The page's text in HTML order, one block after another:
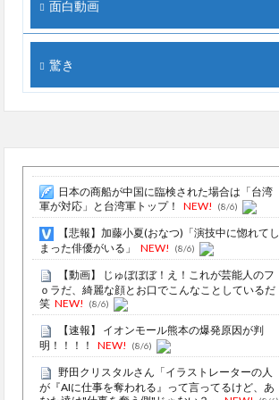
面白動画
驚き
日本の商船が中国に臨検された場合は「台湾
軍が対応」と台湾軍トップ！
NEW! (8/6)
【悲報】加藤小夏(おなつ)「演技中に惚れてし
まった俳優がいる」
NEW! (8/6)
【動画】 じゅぼぼぼ！え！これが芸能人のフ
ｏラだ、綺麗な顔とお口でこんなことしているだ
笑 NEW! (8/6)
【速報】 イオンモール熊本の爆発原因が判
明！！！！
NEW! (8/6)
野田クリスタルさん「イラストレーターの人
が『AIに仕事を奪われる』って言ってるけど、あ